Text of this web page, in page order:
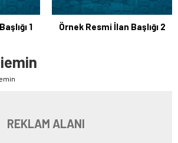
1 Örnek Resmi İlan Başlığı 2
REKLAM ALANI